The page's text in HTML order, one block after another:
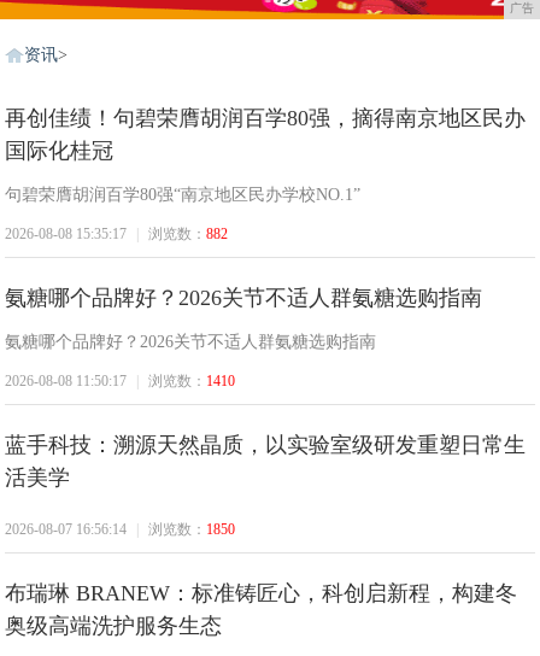
广告
中
经
>
资讯
再创佳绩！句碧荣膺胡润百学80强，摘得南京地区民办
国际化桂冠
句碧荣膺胡润百学80强“南京地区民办学校NO.1”
2026-08-08 15:35:17 浏览数：882
氨糖哪个品牌好？2026关节不适人群氨糖选购指南
氨糖哪个品牌好？2026关节不适人群氨糖选购指南
2026-08-08 11:50:17 浏览数： 1410
蓝手科技：溯源天然晶质，以实验室级研发重塑日常生
活美学
2026-08-07 16:56:14 浏览数： 1850
布瑞琳 BRANEW：标准铸匠心，科创启新程，构建冬
奥级高端洗护服务生态